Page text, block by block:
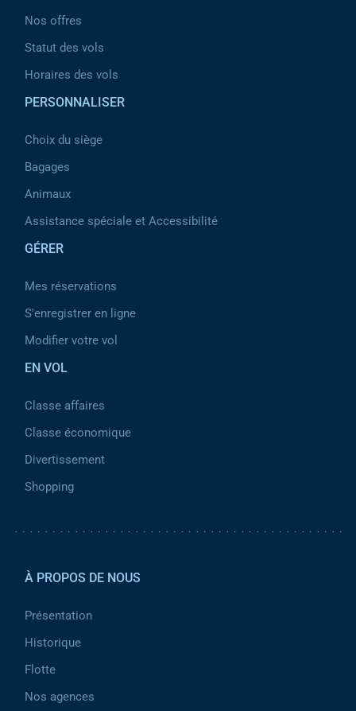
Nos offres
Statut des vols
Horaires des vols
PERSONNALISER
Choix du siège
Bagages
Animaux
Assistance spéciale et Accessibilité
GÉRER
Mes réservations
S'enregistrer en ligne
Modifier votre vol
EN VOL
Classe affaires
Classe économique
Divertissement
Shopping
À PROPOS DE NOUS
Présentation
Historique
Flotte
Nos agences